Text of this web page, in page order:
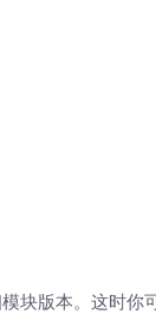
块版本。这时你